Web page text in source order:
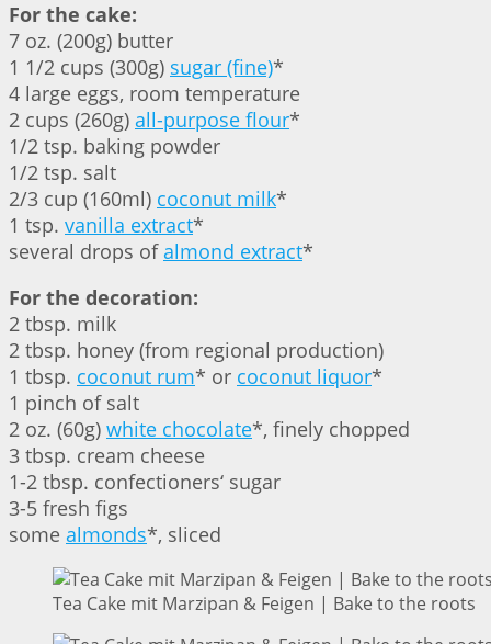
For the cake:
7 oz. (200g) butter
1 1/2 cups (300g) sugar (fine)*
4 large eggs, room temperature
2 cups (260g) all-purpose flour*
1/2 tsp. baking powder
1/2 tsp. salt
2/3 cup (160ml) coconut milk*
1 tsp. vanilla extract*
several drops ofalmond extract*
For the decoration:
2 tbsp. milk
2 tbsp. honey (from regional production)
1 tbsp. coconut rum* or coconut liquor*
1 pinch of salt
2 oz. (60g) white chocolate*, finely chopped
3 tbsp. cream cheese
1-2 tbsp. confectioners‘ sugar
3-5 fresh figs
some almonds*, sliced
Tea Cake mit Marzipan & Feigen | Bake to the roots